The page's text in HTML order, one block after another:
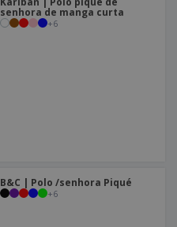
senhora de manga curta
+6
B&C | Polo /senhora Piqué
+6